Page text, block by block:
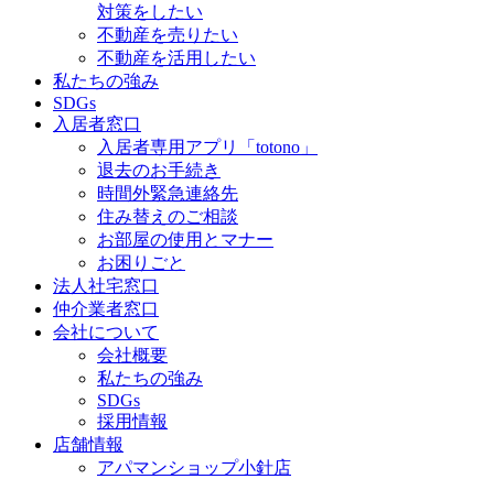
対策をしたい
不動産を売りたい
不動産を活用したい
私たちの強み
SDGs
入居者窓口
入居者専用アプリ「totono」
退去のお手続き
時間外緊急連絡先
住み替えのご相談
お部屋の使用とマナー
お困りごと
法人社宅窓口
仲介業者窓口
会社について
会社概要
私たちの強み
SDGs
採用情報
店舗情報
アパマンショップ小針店